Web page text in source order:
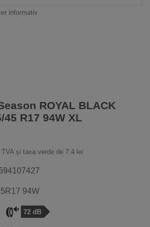
informativ
ROYAL BLACK
R17 94W XL
și taxa verde de 7.4 lei
94W
72 dB